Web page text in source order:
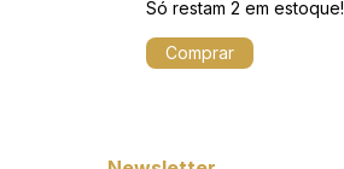
Só restam2 em estoque!
Comprar